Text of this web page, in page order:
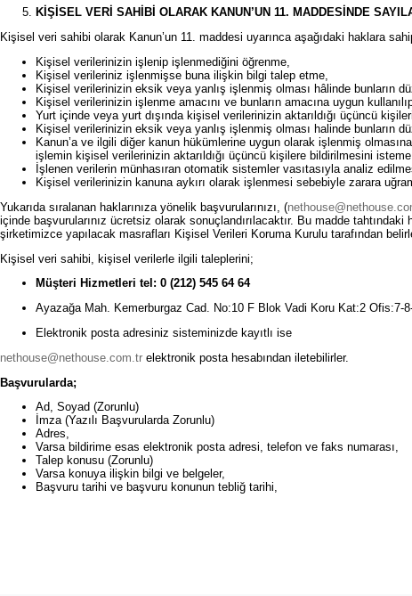
KİŞİSEL VERİ SAHİBİ OLARAK KANUN’UN 11. MADDESİNDE
Kişisel veri sahibi olarak Kanun’un 11. maddesi uyarınca aşağıdaki haklara
Kişisel verilerinizin işlenip işlenmediğini öğrenme,
Kişisel verileriniz işlenmişse buna ilişkin bilgi talep etme,
Kişisel verilerinizin eksik veya yanlış işlenmiş olması hâlinde bunların
Kişisel verilerinizin işlenme amacını ve bunların amacına uygun
Yurt içinde veya yurt dışında kişisel verilerinizin aktarıldığı üçüncü
Kişisel verilerinizin eksik veya yanlış işlenmiş olması halinde bunların
Kanun’a ve ilgili diğer kanun hükümlerine uygun olarak işlenmiş
işlemin kişisel verilerinizin aktarıldığı üçüncü kişilere bildirilmesini isteme,
İşlenen verilerin münhasıran otomatik sistemler vasıtasıyla analiz
Kişisel verilerinizin kanuna aykırı olarak işlenmesi sebebiyle zarara
Yukarıda sıralanan haklarınıza yönelik başvurularınızı, (
içinde başvurularınız ücretsiz olarak sonuçlandırılacaktır. Bu madde
şirketimizce yapılacak masrafları Kişisel Verileri Koruma Kurulu tarafından
Kişisel veri sahibi, kişisel verilerle ilgili taleplerini;
Müşteri Hizmetleri tel: 0 (212) 545 64 64
Ayazağa Mah. Kemerburgaz Cad. No:10 F Blok Vadi Koru Kat:2 Ofis:7-
Elektronik posta adresiniz sisteminizde kayıtlı ise
nethouse@nethouse.com.tr elektronik posta hesabından iletebilirler.
Başvurularda;
Ad, Soyad (Zorunlu)
İmza (Yazılı Başvurularda Zorunlu)
Adres,
Varsa bildirime esas elektronik posta adresi, telefon ve faks numarası,
Talep konusu (Zorunlu)
Varsa konuya ilişkin bilgi ve belgeler,
Başvuru tarihi ve başvuru konunun tebliğ tarihi,